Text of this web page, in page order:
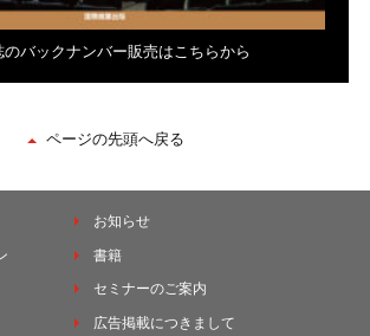
のバックナンバー販売はこちらから
ページの先頭へ戻る
お知らせ
書籍
セミナーのご案内
広告掲載につきまして